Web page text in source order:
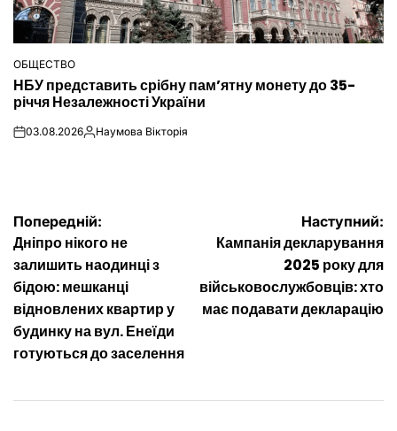
ОПУБЛІКУВАТИ
У
ОБЩЕСТВО
НБУ представить срібну пам’ятну монету до 35-
річчя Незалежності України
on03.08.2026Опубліковано
Наумова Вікторія
Навігація
записів
Попередній:
Дніпро нікого не
залишить наодинці з
бідою: мешканці
відновлених квартир у
будинку на вул. Енеїди
готуються до заселення
Наступний:
Кампанія декларування
2025 року для
військовослужбовців: хто
має подавати декларацію